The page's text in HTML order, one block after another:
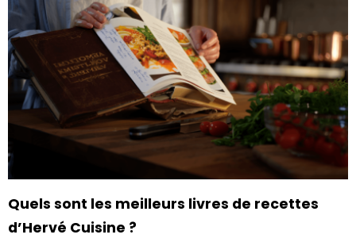
Quels sont les meilleurs livres de recettes
d’Hervé Cuisine ?